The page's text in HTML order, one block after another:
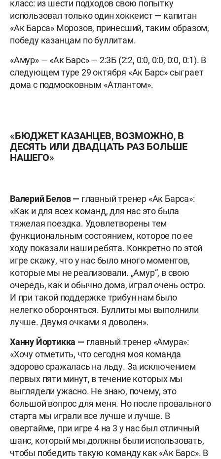
класс: из шести подходов свою попытку
использовал только один хоккеист — капитан
«Ак Барса» Морозов, принесший, таким образом,
победу казанцам по буллитам.
«Амур» — «Ак Барс» — 2:3Б (2:2, 0:0, 0:0, 0:0, 0:1). В
следующем туре 29 октября «Ак Барс» сыграет
дома с подмосковным «Атлантом».
«БЮДЖЕТ КАЗАНЦЕВ, ВОЗМОЖНО, В
ДЕСЯТЬ ИЛИ ДВАДЦАТЬ РАЗ БОЛЬШЕ
НАШЕГО»
Валерий Белов — главный тренер «Ак Барса»:
«Как и для всех команд, для нас это была
тяжелая поездка. Удовлетворены тем
функциональным состоянием, которое по ее
ходу показали наши ребята. Конкретно по этой
игре скажу, что у нас было много моментов,
которые мы не реализовали. „Амур“, в свою
очередь, как и обычно дома, играл очень остро.
И при такой поддержке трибун нам было
нелегко обороняться. Буллиты мы выполнили
лучше. Двумя очками я доволен».
Ханну Йортикка — главный тренер «Амура»:
«Хочу отметить, что сегодня моя команда
здорово сражалась на льду. За исключением
первых пяти минут, в течение которых мы
выглядели ужасно. Не знаю, почему, это
большой вопрос для меня. Но после провального
старта мы играли все лучше и лучше. В
овертайме, при игре 4 на 3 у нас был отличный
шанс, который мы должны были использовать,
чтобы победить такую команду как «Ак Барс». В